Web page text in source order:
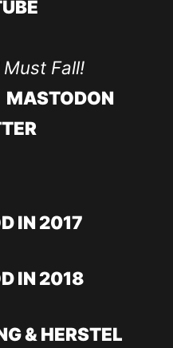
Fall!
MASTODON
IN 2017
IN 2018
& HERSTEL